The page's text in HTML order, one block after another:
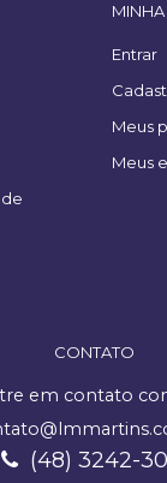
Entrar
Meus
Meus
CONTATO
em contato
(48) 3242-